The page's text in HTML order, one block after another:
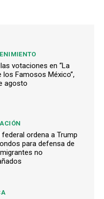
votaciones en “La
los Famosos México”,
agosto
federal ordena a Trump
para defensa de
no